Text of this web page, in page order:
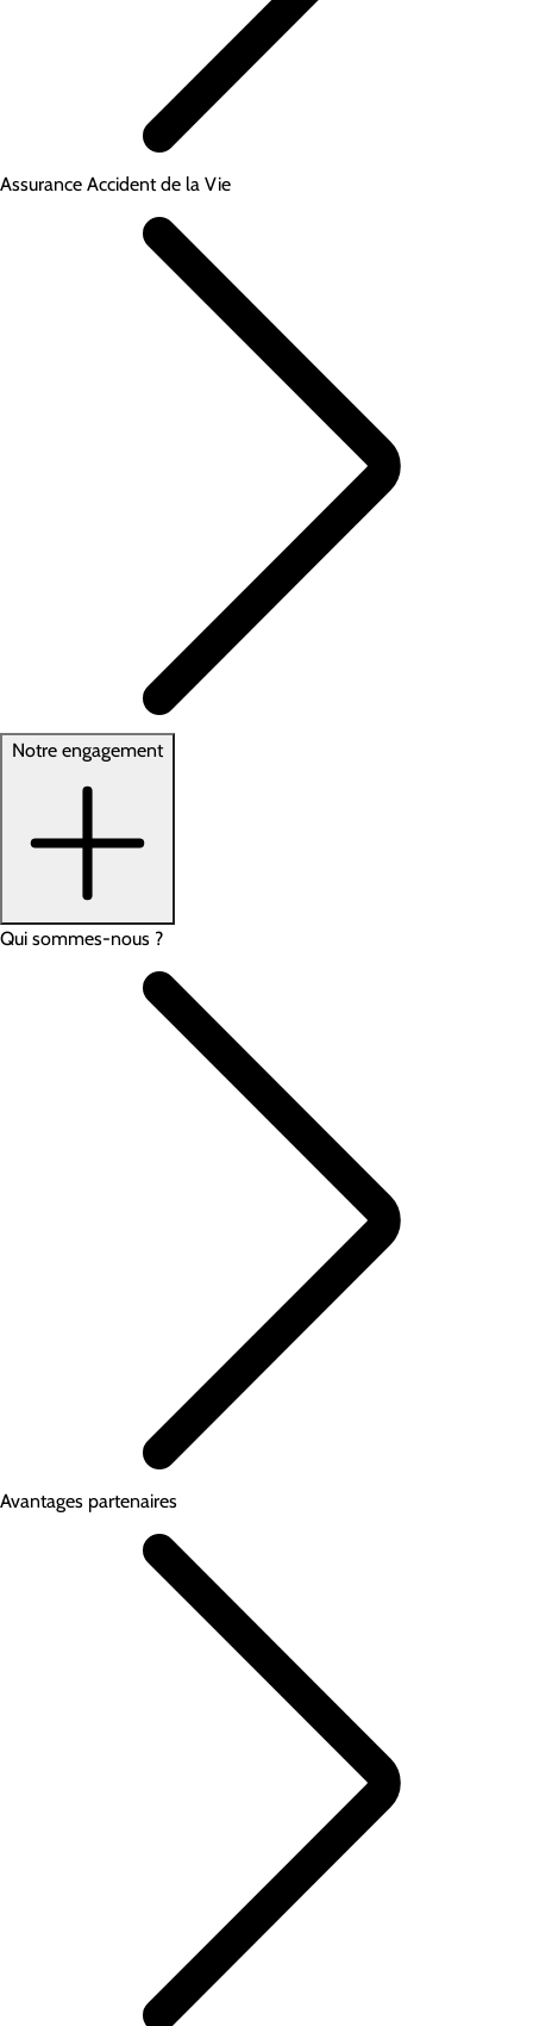
Assurance Accident de la Vie
Notre engagement
Qui sommes-nous ?
Avantages partenaires